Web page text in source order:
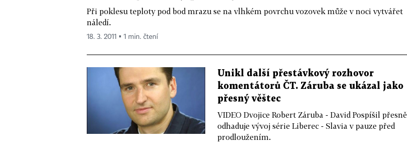
Při poklesu teploty pod bod mrazu se na vlhkém povrchu vozovek může v noci vytvářet
náledí.
18. 3. 2011 ▪ 1 min. čtení
Unikl další přestávkový rozhovor
komentátorů ČT. Záruba se ukázal jako
přesný věštec
VIDEO Dvojice Robert Záruba - David Pospíšil přesně
odhaduje vývoj série Liberec - Slavia v pauze před
prodloužením.